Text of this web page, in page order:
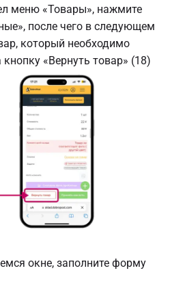
меню «Товары», нажмите
после чего в следующем
который необходимо
«Вернуть товар» (18)
окне, заполните форму